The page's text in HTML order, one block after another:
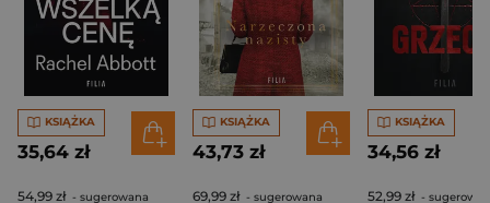
KSIĄŻKA
35,64 zł
54,99 zł - sugerowana
KSIĄŻKA
43,73 zł
69,99 zł - sugerowana
KSIĄŻKA
34,56 zł
52,99 zł -